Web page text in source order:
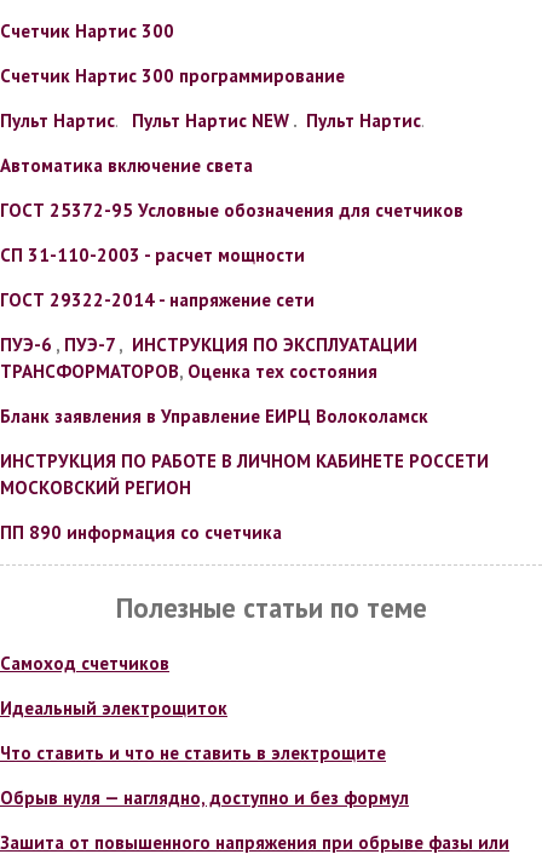
Cчетчик Нартис 300
Cчетчик Нартис 300 программирование
Пульт Нартис. Пульт Нартис NEW . Пульт Нартис.
Автоматика включение света
ГОСТ 25372-95 Условные обозначения для счетчиков
СП 31-110-2003 - расчет мощности
ГОСТ 29322-2014 - напряжение сети
ПУЭ-6 , ПУЭ-7 , ИНСТРУКЦИЯ ПО ЭКСПЛУАТАЦИИ
ТРАНСФОРМАТОРОВ, Оценка тех состояния
Бланк заявления в Управление ЕИРЦ Волоколамск
ИНСТРУКЦИЯ ПО РАБОТЕ В ЛИЧНОМ КАБИНЕТЕ РОССЕТИ
МОСКОВСКИЙ РЕГИОН
ПП 890 информация со счетчика
Полезные статьи по теме
Самоход счетчиков
Идеальный электрощиток
Что ставить и что не ставить в электрощите
Обрыв нуля — наглядно, доступно и без формул
Зашита от повышенного напряжения при обрыве фазы или